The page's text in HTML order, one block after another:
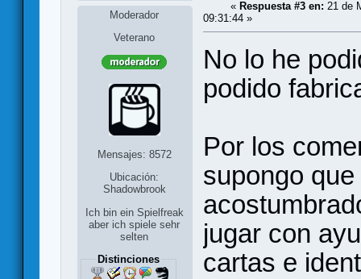
Moderador
Veterano
Mensajes: 8572
Ubicación:
Shadowbrook
Ich bin ein Spielfreak
aber ich spiele sehr
selten
Distinciones
« Respuesta #3 en: 21 de
09:31:44 »
No lo he
podido
Por los
supongo
jugar con
cartas e